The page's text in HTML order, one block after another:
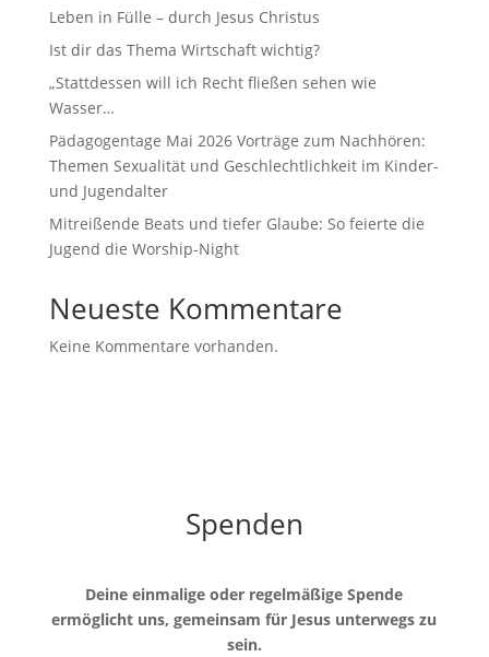
Leben in Fülle – durch Jesus Christus
Ist dir das Thema Wirtschaft wichtig?
„Stattdessen will ich Recht fließen sehen wie
Wasser…
Pädagogentage Mai 2026 Vorträge zum Nachhören:
Themen Sexualität und Geschlechtlichkeit im Kinder-
und Jugendalter
Mitreißende Beats und tiefer Glaube: So feierte die
Jugend die Worship-Night
Neueste Kommentare
Keine Kommentare vorhanden.
Spenden
Deine einmalige oder regelmäßige Spende
ermöglicht uns, gemeinsam für Jesus unterwegs zu
sein.